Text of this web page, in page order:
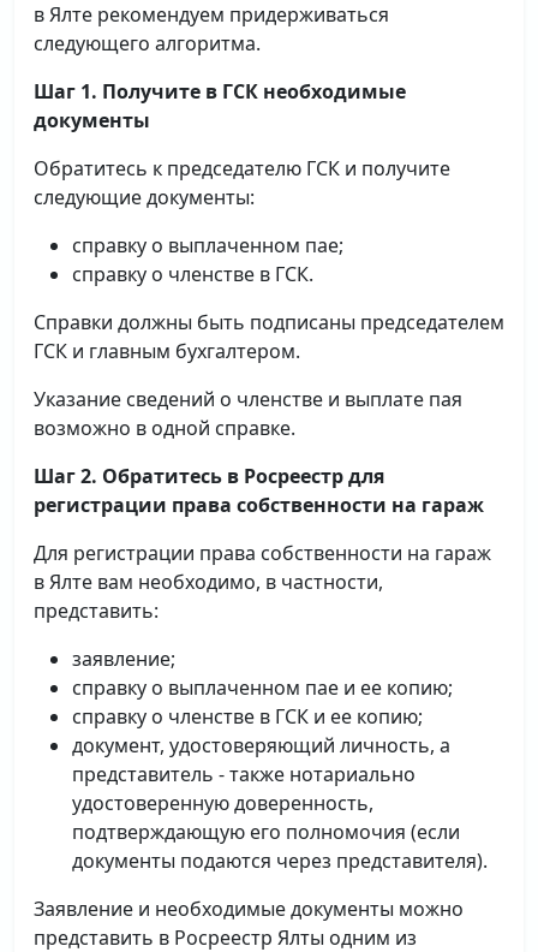
в Ялте рекомендуем придерживаться
следующего алгоритма.
Шаг 1. Получите в ГСК необходимые
документы
Обратитесь к председателю ГСК и получите
следующие документы:
справку о выплаченном пае;
справку о членстве в ГСК.
Справки должны быть подписаны председателем
ГСК и главным бухгалтером.
Указание сведений о членстве и выплате пая
возможно в одной справке.
Шаг 2. Обратитесь в Росреестр для
регистрации права собственности на гараж
Для регистрации права собственности на гараж
в Ялте вам необходимо, в частности,
представить:
заявление;
справку о выплаченном пае и ее копию;
справку о членстве в ГСК и ее копию;
документ, удостоверяющий личность, а
представитель - также нотариально
удостоверенную доверенность,
подтверждающую его полномочия (если
документы подаются через представителя).
Заявление и необходимые документы можно
представить в Росреестр Ялты одним из